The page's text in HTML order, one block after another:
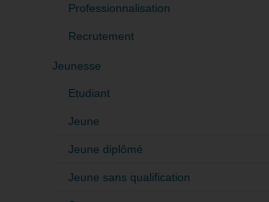
Professionnalisation
Recrutement
Jeunesse
Etudiant
Jeune
Jeune diplômé
Jeune sans qualification